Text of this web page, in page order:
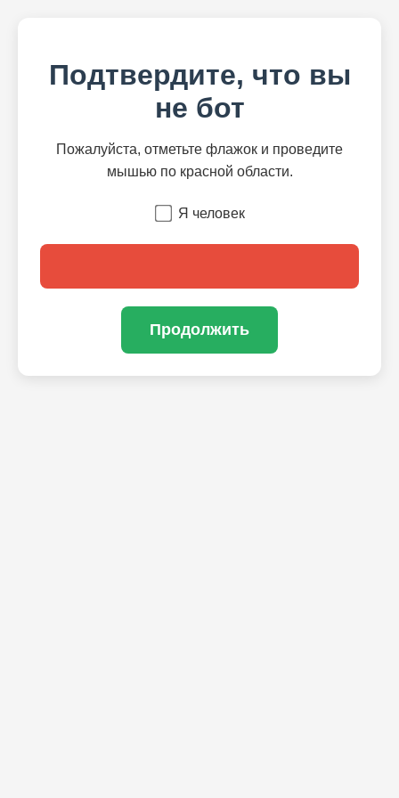
Подтвердите, что вы
не бот
Пожалуйста, отметьте флажок и проведите
мышью по красной области.
Я человек
Продолжить